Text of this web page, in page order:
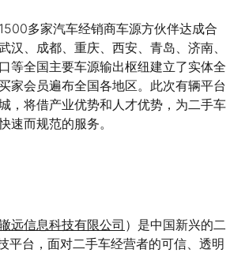
多家汽车经销商车源方伙伴达成合
汉、成都、重庆、西安、青岛、济南、
等全国主要车源输出枢纽建立了实体全
家会员遍布全国各地区。此次有辆平台
，将借产业优势和人才优势，为二手车
速而规范的服务。
远信息科技有限公司）是中国新兴的二
平台，面对二手车经营者的可信、透明